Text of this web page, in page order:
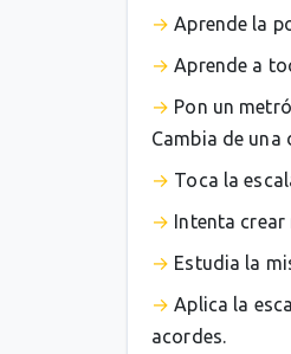
Aprende la
Aprende a
Pon un
Cambia de
Toca la
Intenta
Estudia la
Aplica la
acordes.